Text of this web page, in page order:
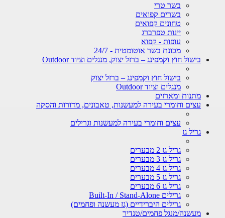
בשר טרי
בשרים קפואים
טחונים קפואים
יינות טפרברג
עופות - קפוא
מכונת בשר אוטומטית - 24/7
בישול חוץ וקמפינג – ברזל יצוק, מנגלים וציוד Outdoor
בישול חוץ וקמפינג – ברזל יצוק
מנגלים וציוד Outdoor
מתנות ומארזים
עצים וחומרי בעירה למעשנות, טאבונים, מדורות והסקה
עצים וחומרי בעירה למעשנות וגרילים
גריל גז
גריל גז 2 מבערים
גריל גז 3 מבערים
גריל גז 4 מבערים
גריל גז 5 מבערים
גריל גז 6 מבערים
גרילים Built-In / Stand-Alone
גרילים היברידיים (גז מעשנה ופחמים)
מעשנה/מנגל פחמים/טנדיר